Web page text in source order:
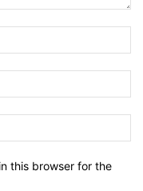
this browser for the